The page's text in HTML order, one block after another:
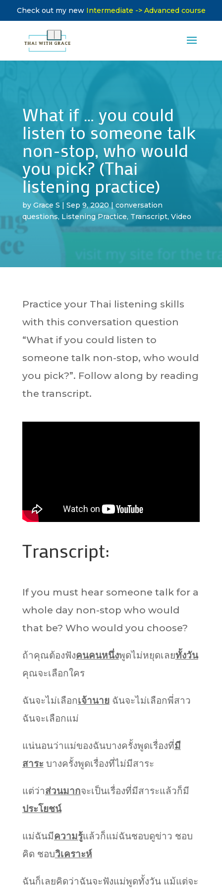
Check out my new Intermediate -> Advanced course
What if … you could
listen to someone talk
non-stop, who would
you pick? (Thai
listening practice)
by Grace S | Sep 9, 2020| conversation
questions, Listening Practice, Transcript, Video
Practice your Thai listening skills
with this conversation question
“What if you could listen to
someone talk non-stop, who would
you pick?”. Follow along by reading
the transcript.
Transcript:
If you must hear someone talk for a
whole day non-stop who would
that be? Who would you choose?
ถ้าคุณต้องฟังคนคนหนึ่งพูดไม่หยุดเลยทั้งวัน
คุณจะเลือกใคร
ฉันจะไม่เลือกเจ้านายฉันจะไม่เลือกพี่สาว
ฉันจะเลือกแม่
แน่นอนว่าแม่ของฉันบางครั้งพูดเรื่องที่มี
สาระบางครั้งพูดเรื่องที่ไม่มีสาระ
แต่ว่าส่วนมากจะเป็นเรื่องที่มีสาระแล้วก็มี
ประโยชน์
แม่ฉันมีความรู้แล้วก็แม่ฉันชอบดูข่าว ชอบ
คิด ชอบวิเคราะห์
ฉันก็เลยคิดว่าฉันจะฟังแม่พูดทั้งวัน แม้แต่จะ